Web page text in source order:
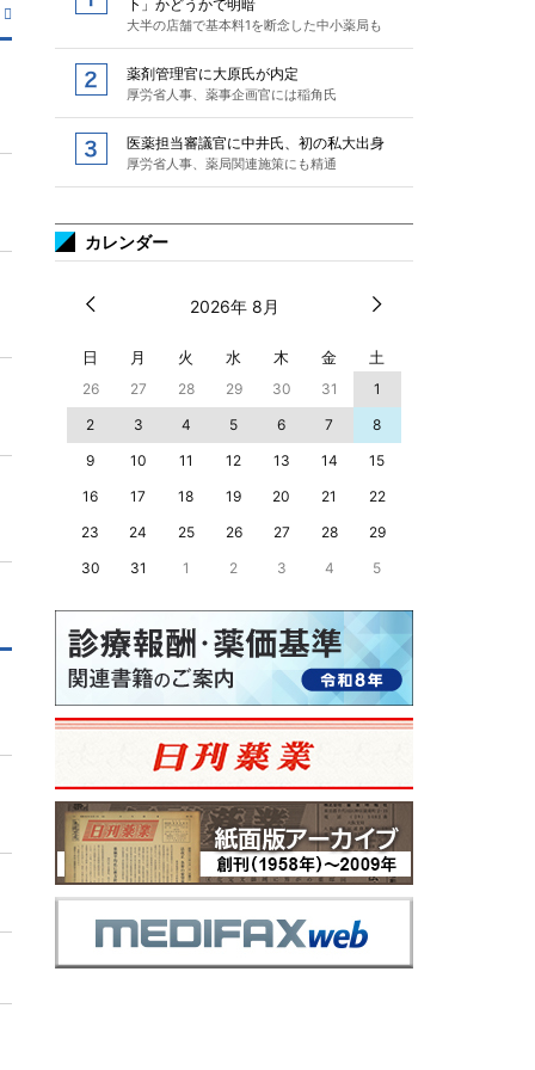
下」かどうかで明暗
大半の店舗で基本料1を断念した中小薬局も
薬剤管理官に大原氏が内定
厚労省人事、薬事企画官には稲角氏
医薬担当審議官に中井氏、初の私大出身
厚労省人事、薬局関連施策にも精通
カレンダー
2026年 8月
日 月 火 水 木 金 土
26 27 28 29 30 31
1
2
3 4 5 6 7
8
9
10 11 12 13 14
15
16
17 18 19 20 21
22
23
24 25 26 27 28
29
30
31 1 2 3 4 5